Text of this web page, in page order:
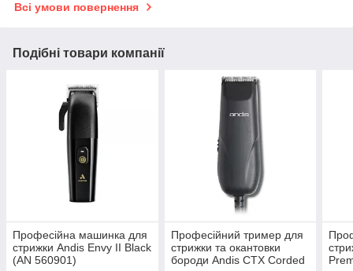
Всі умови повернення
Подібні товари компанії
Професійна машинка для
стрижки Andis Envy II Black
(AN 560901)
Професійний тример для
стрижки та окантовки
бороди Andis CTX Corded